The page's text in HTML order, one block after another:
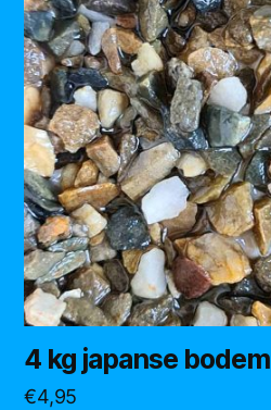
4 kg japanse bodem
€4,95